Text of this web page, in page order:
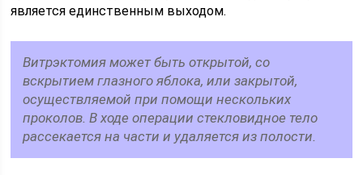
является единственным выходом.
Витрэктомия может быть открытой, со
вскрытием глазного яблока, или закрытой,
осуществляемой при помощи нескольких
проколов. В ходе операции стекловидное тело
рассекается на части и удаляется из полости.